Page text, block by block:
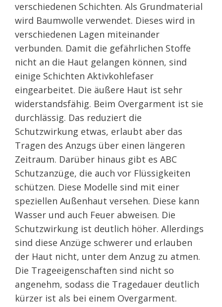
verschiedenen Schichten. Als Grundmaterial
wird Baumwolle verwendet. Dieses wird in
verschiedenen Lagen miteinander
verbunden. Damit die gefährlichen Stoffe
nicht an die Haut gelangen können, sind
einige Schichten Aktivkohlefaser
eingearbeitet. Die äußere Haut ist sehr
widerstandsfähig. Beim Overgarment ist sie
durchlässig. Das reduziert die
Schutzwirkung etwas, erlaubt aber das
Tragen des Anzugs über einen längeren
Zeitraum. Darüber hinaus gibt es ABC
Schutzanzüge, die auch vor Flüssigkeiten
schützen. Diese Modelle sind mit einer
speziellen Außenhaut versehen. Diese kann
Wasser und auch Feuer abweisen. Die
Schutzwirkung ist deutlich höher. Allerdings
sind diese Anzüge schwerer und erlauben
der Haut nicht, unter dem Anzug zu atmen.
Die Trageeigenschaften sind nicht so
angenehm, sodass die Tragedauer deutlich
kürzer ist als bei einem Overgarment.